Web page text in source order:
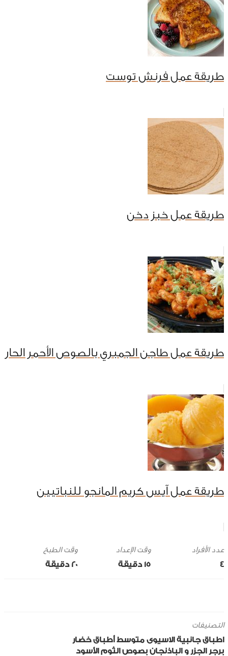
طريقة عمل فرنش توست
طريقة عمل خبز دخن
طريقة عمل طاجن الجمبري بالصوص الأحمر الحار
طريقة عمل آيس كريم المانجو للنباتيين
4
وقت الإعداد
15 ‎دقيقة
وقت الطبخ
20 ‎دقيقة
التصنيفات
اطباق جانبية الاسيوى متوسط أطباق خضار
برجر الجزر و الباذنجان بصوص الثوم الأسود